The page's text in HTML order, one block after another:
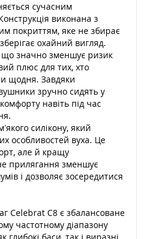
сучасним
виконана з
покриттям, яке не збирає
охайний вигляд.
значно зменшує ризик
плюс для тих, хто
щодня. Завдяки
зручно сидять у
навіть під час
силікону, який
особливостей вуха. Це
але й кращу
прилягання зменшує
і дозволяє зосередитися
Celebrat C8 є збалансоване
частотному діапазону